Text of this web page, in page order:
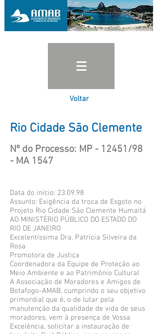
Voltar
Rio Cidade São Clemente
Nº do Processo: MP - 12451/98
- MA 1547
Data do início: 23.09.98
Assunto: Exigência da troca de Esgoto no
Projeto Rio Cidade São Clemente Humaitá
AO MINISTÉRIO PÚBLICO DO ESTADO DO
RIO DE JANEIRO
Excelentíssima Dra. Patrícia Silveira da
Rosa
Promotora de Justiça
Coordenadora da Equipe de Proteção ao
Meio Ambiente e ao Patrimônio Cultural
A Associação de Moradores e Amigos de
Botafogo-AMAB, cumprindo o seu objetivo
primordial que é, o de lutar pela
manutenção da qualidade de vida de seus
moradores, vem à presença de Vossa
Excelência, solicitar a instauração de